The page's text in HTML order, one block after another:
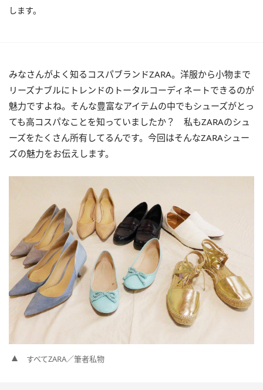
します。
みなさんがよく知るコスパブランドZARA。洋服から小物まで
リーズナブルにトレンドのトータルコーディネートできるのが
魅力ですよね。そんな豊富なアイテムの中でもシューズがとっ
ても高コスパなことを知っていましたか？ 私もZARAのシュ
ーズをたくさん所有してるんです。今回はそんなZARAシュー
ズの魅力をお伝えします。
すべてZARA／筆者私物